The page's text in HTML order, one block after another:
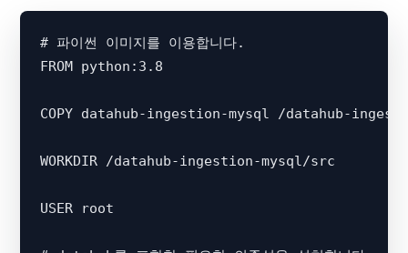
# 파이썬 이미지를 이용합니다.
FROM python:3.8
COPY datahub-ingestion-mysql /datahub-
WORKDIR /datahub-ingestion-mysql/src
USER root